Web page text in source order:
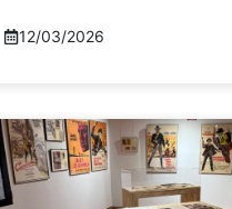
12/03/2026